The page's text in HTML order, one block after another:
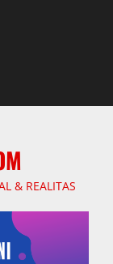
& REALITAS